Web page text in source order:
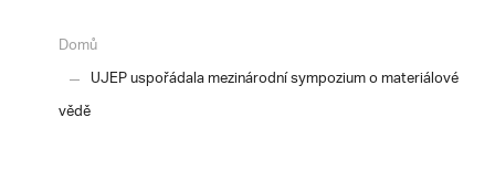
Domů
UJEP uspořádala mezinárodní sympozium o materiálové
vědě